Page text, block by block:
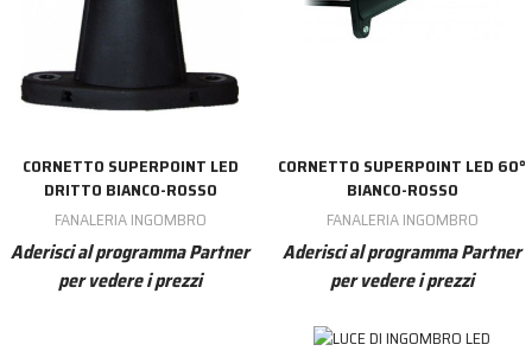
CORNETTO SUPERPOINT LED
DRITTO BIANCO-ROSSO
FANALERIA INGOMBRO
Aderisci al programma Partner
per vedere i prezzi
CORNETTO SUPERPOINT LED 60°
BIANCO-ROSSO
FANALERIA INGOMBRO
Aderisci al programma Partner
per vedere i prezzi